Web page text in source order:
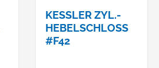
KESSLER ZYL.-
HEBELSCHLOSS
#F42